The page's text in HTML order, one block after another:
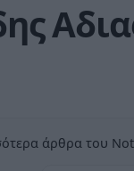
άρθρα του